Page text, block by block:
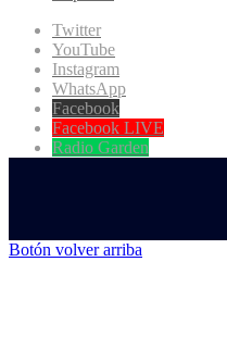
Twitter
YouTube
Instagram
WhatsApp
Facebook
Facebook LIVE
Radio Garden
Botón volver arriba